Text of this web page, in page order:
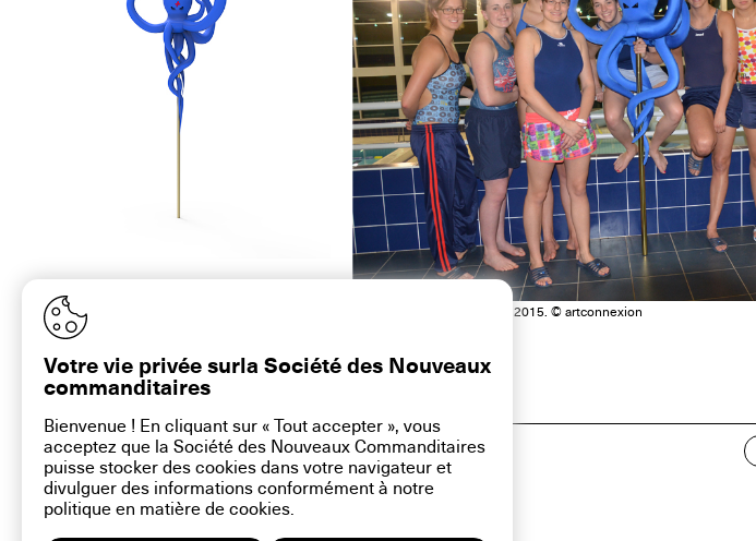
Florence Doléac, Neptuna, 2015. © Florence
Doléac
Florence Doléac, Neptuna, 2015. © artconnexion
contact@la-snc.org
Votre vie privée surla Société des Nouveaux
commanditaires
Bienvenue ! En cliquant sur « Tout accepter », vous
acceptez que la Société des Nouveaux Commanditaires
puisse stocker des cookies dans votre navigateur et
divulguer des informations conformément à notre
politique en matière de cookies.